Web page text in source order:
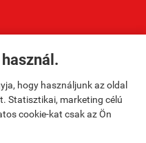
hogy használjunk az oldal
Statisztikai, marketing célú
cookie-kat csak az Ön